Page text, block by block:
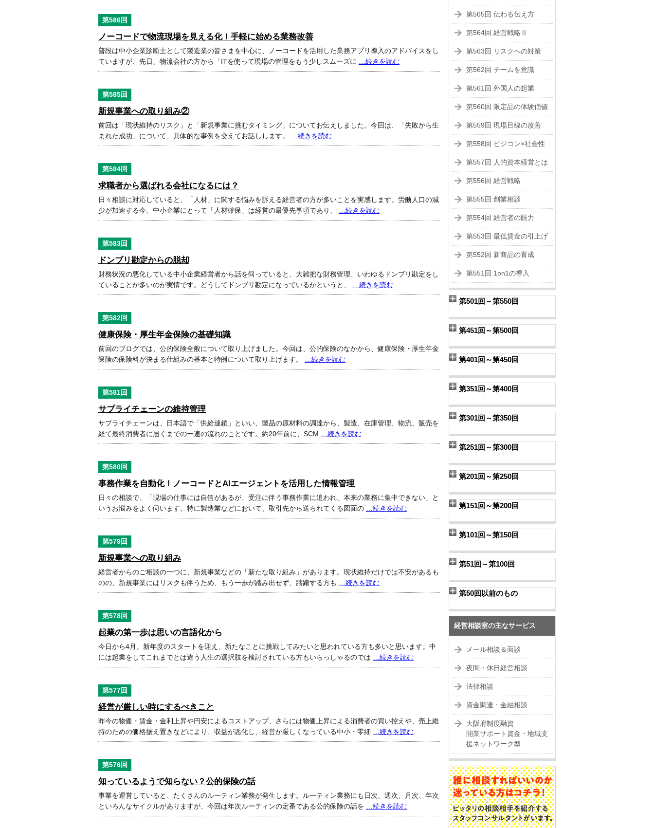
第586回
ノーコードで物流現場を見える化！手軽に始める業務改善
普段は中小企業診断士として製造業の皆さまを中心に、ノーコードを活用した業務アプリ導入のアドバイスをし
ていますが、先日、物流会社の方から「ITを使って現場の管理をもう少しスムーズに
…続きを読む
第585回
新規事業への取り組み②
前回は「現状維持のリスク」と「新規事業に挑むタイミング」についてお伝えしました。今回は、「失敗から生
まれた成功」について、具体的な事例を交えてお話しします。
…続きを読む
第584回
求職者から選ばれる会社になるには？
日々相談に対応していると、「人材」に関する悩みを訴える経営者の方が多いことを実感します。労働人口の減
少が加速する今、中小企業にとって「人材確保」は経営の最優先事項であり、
…続きを読む
第583回
ドンブリ勘定からの脱却
財務状況の悪化している中小企業経営者から話を伺っていると、大雑把な財務管理、いわゆるドンブリ勘定をし
ていることが多いのが実情です。どうしてドンブリ勘定になっているかというと、
…続きを読む
第582回
健康保険・厚生年金保険の基礎知識
前回のブログでは、公的保険全般について取り上げました。今回は、公的保険のなかから、健康保険・厚生年金
保険の保険料が決まる仕組みの基本と特例について取り上げます。
…続きを読む
第581回
サプライチェーンの維持管理
サプライチェーンは、日本語で「供給連鎖」といい、製品の原材料の調達から、製造、在庫管理、物流、販売を
経て最終消費者に届くまでの一連の流れのことです。約20年前に、SCM
…続きを読む
第580回
事務作業を自動化！ノーコードとAIエージェントを活用した情報管理
日々の相談で、「現場の仕事には自信があるが、受注に伴う事務作業に追われ、本来の業務に集中できない」と
いうお悩みをよく伺います。特に製造業などにおいて、取引先から送られてくる図面の
…続きを読む
第579回
新規事業への取り組み
経営者からのご相談の一つに、新規事業などの「新たな取り組み」があります。現状維持だけでは不安があるも
のの、新規事業にはリスクも伴うため、もう一歩が踏み出せず、躊躇する方も
…続きを読む
第578回
起業の第一歩は思いの言語化から
今日から4月。新年度のスタートを迎え、新たなことに挑戦してみたいと思われている方も多いと思います。中
には起業をしてこれまでとは違う人生の選択肢を検討されている方もいらっしゃるのでは
…続きを読む
第577回
経営が厳しい時にするべきこと
昨今の物価・賃金・金利上昇や円安によるコストアップ、さらには物価上昇による消費者の買い控えや、売上維
持のための価格据え置きなどにより、収益が悪化し、経営が厳しくなっている中小・零細
…続きを読む
第576回
知っているようで知らない？公的保険の話
事業を運営していると、たくさんのルーティン業務が発生します。ルーティン業務にも日次、週次、月次、年次
といろんなサイクルがありますが、今回は年次ルーティンの定番である公的保険の話を
…続きを読む
第565回 伝わる伝え方
第564回 経営戦略Ⅱ
第563回 リスクへの対策
第562回 チームを意識
第561回 外国人の起業
第560回 限定品の体験価値
第559回 現場目線の改善
第558回 ビジコン×社会性
第557回 人的資本経営とは
第556回 経営戦略
第555回 創業相談
第554回 経営者の眼力
第553回 最低賃金の引上げ
第552回 新商品の育成
第551回 1on1の導入
第501回～第550回
第451回～第500回
第401回～第450回
第351回～第400回
第301回～第350回
第251回～第300回
第201回～第250回
第151回～第200回
第101回～第150回
第51回～第100回
第50回以前のもの
経営相談室の主なサービス
メール相談＆面談
夜間・休日経営相談
法律相談
資金調達・金融相談
大阪府制度融資
開業サポート資金・地域支
援ネットワーク型